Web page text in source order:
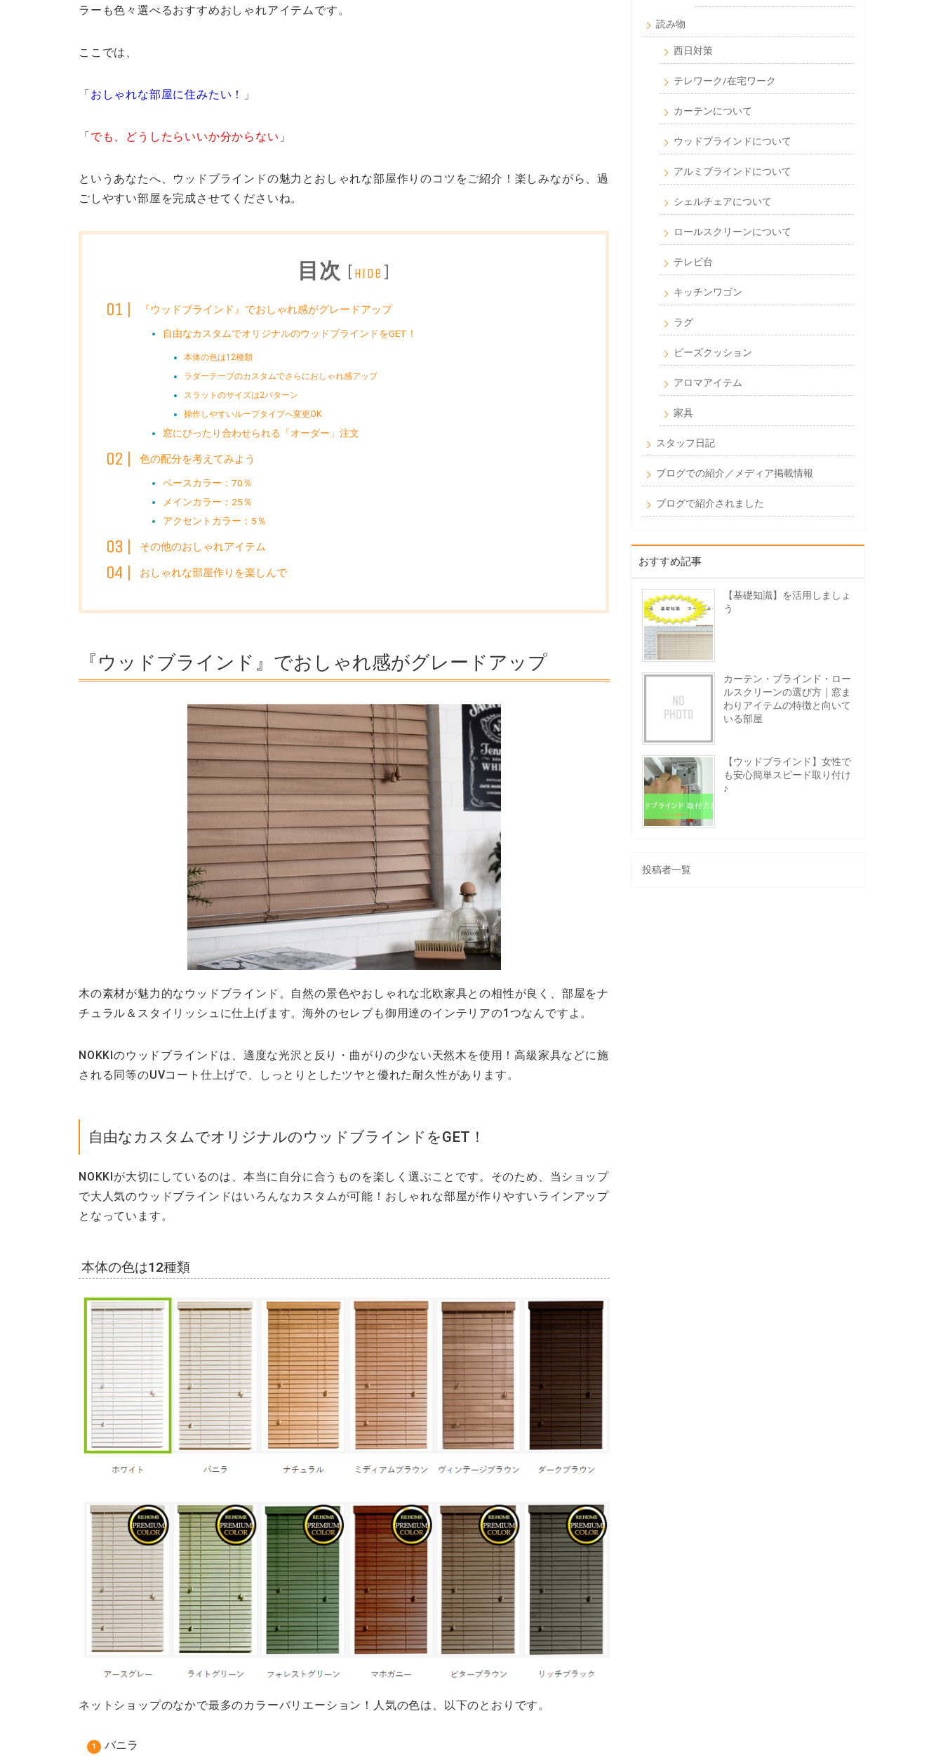
ラーも色々選べるおすすめおしゃれアイテムです。
ここでは、
「おしゃれな部屋に住みたい！ 」
「でも、どうしたらいいか分からない 」
というあなたへ、ウッドブラインドの魅力とおしゃれな部屋作りのコツをご紹介！楽しみながら、過
ごしやすい部屋を完成させてくださいね。
目次 [hide ]
『ウッドブラインド』でおしゃれ感がグレードアップ
自由なカスタムでオリジナルのウッドブラインドをGET！
本体の色は12種類
ラダーテープのカスタムでさらにおしゃれ感アップ
スラットのサイズは2パターン
操作しやすいループタイプへ変更OK
窓にぴったり合わせられる「オーダー」注文
色の配分を考えてみよう
ベースカラー：70％
メインカラー：25％
アクセントカラー：5％
その他のおしゃれアイテム
おしゃれな部屋作りを楽しんで
『ウッドブラインド』でおしゃれ感がグレードアップ
木の素材が魅力的なウッドブラインド。自然の景色やおしゃれな北欧家具との相性が良く、部屋をナ
チュラル＆スタイリッシュに仕上げます。海外のセレブも御用達のインテリアの1つなんですよ。
NOKKIのウッドブラインドは、適度な光沢と反り・曲がりの少ない天然木を使用！高級家具などに施
される同等のUVコート仕上げで、しっとりとしたツヤと優れた耐久性があります。
自由なカスタムでオリジナルのウッドブラインドをGET！
NOKKIが大切にしているのは、本当に自分に合うものを楽しく選ぶことです。そのため、当ショップ
で大人気のウッドブラインドはいろんなカスタムが可能！ おしゃれな部屋が作りやすいラインアップ
となっています。
本体の色は12種類
ネットショップのなかで最多のカラーバリエーション！人気の色は、以下のとおりです。
バニラ
読み物
西日対策
テレワーク/在宅ワーク
カーテンについて
ウッドブラインドについて
アルミブラインドについて
シェルチェアについて
ロールスクリーンについて
テレビ台
キッチンワゴン
ラグ
ビーズクッション
アロマアイテム
家具
スタッフ日記
ブログでの紹介／メディア掲載情報
ブログで紹介されました
おすすめ記事
【基礎知識】を活用しましょ
う
カーテン・ブラインド・ロー
ルスクリーンの選び方｜窓ま
わりアイテムの特徴と向いて
いる部屋
【ウッドブラインド】女性で
も安心簡単スピード取り付け
♪
投稿者一覧